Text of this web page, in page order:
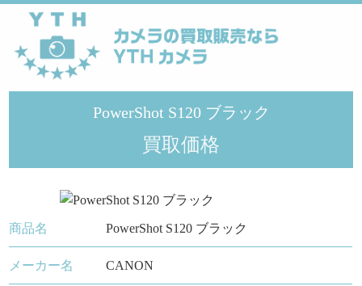
YTHカメラ >
PowerShot S120 ブラック
買取価格
商品名 PowerShot S120 ブラック
メーカー名 CANON